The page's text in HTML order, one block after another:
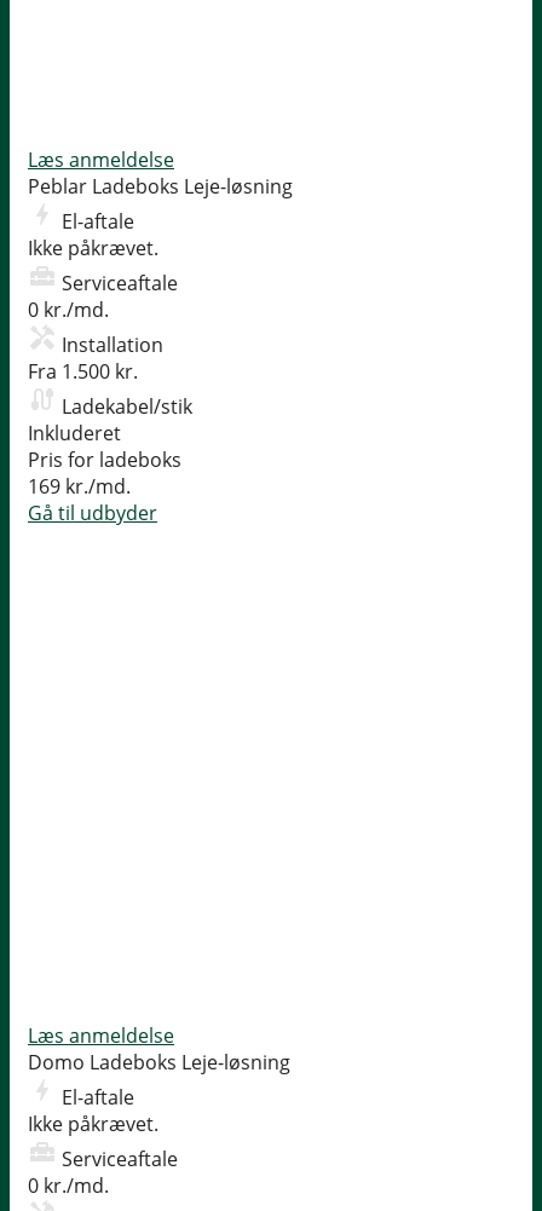
Læs anmeldelse
Peblar Ladeboks Leje-løsning
El-aftale
Ikke påkrævet.
Serviceaftale
0 kr./md.
Installation
Fra 1.500 kr.
Ladekabel/stik
Inkluderet
Pris for ladeboks
169 kr./md.
Gå til udbyder
Læs anmeldelse
Domo Ladeboks Leje-løsning
El-aftale
Ikke påkrævet.
Serviceaftale
0 kr./md.